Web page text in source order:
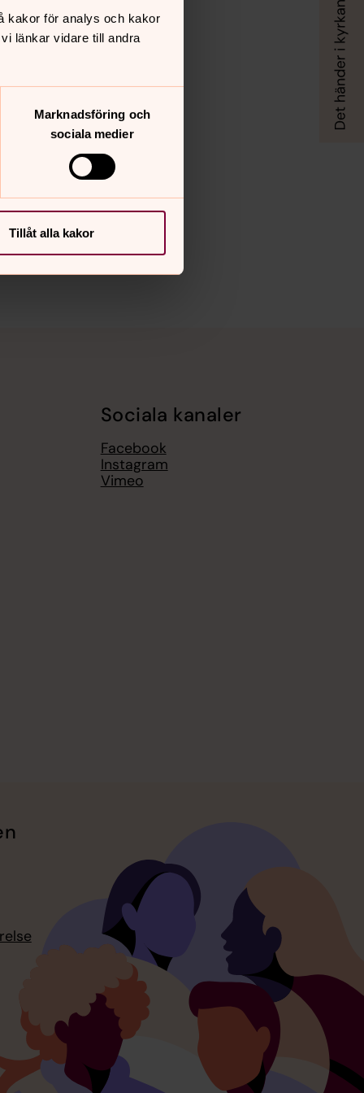
kakor för analys och kakor
länkar vidare till andra
Marknadsföring och
sociala medier
Tillåt alla kakor
Sociala kanaler
Facebook
Instagram
Vimeo